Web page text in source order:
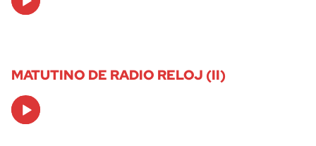
Player
MATUTINO DE RADIO RELOJ (II)
Audio
Player